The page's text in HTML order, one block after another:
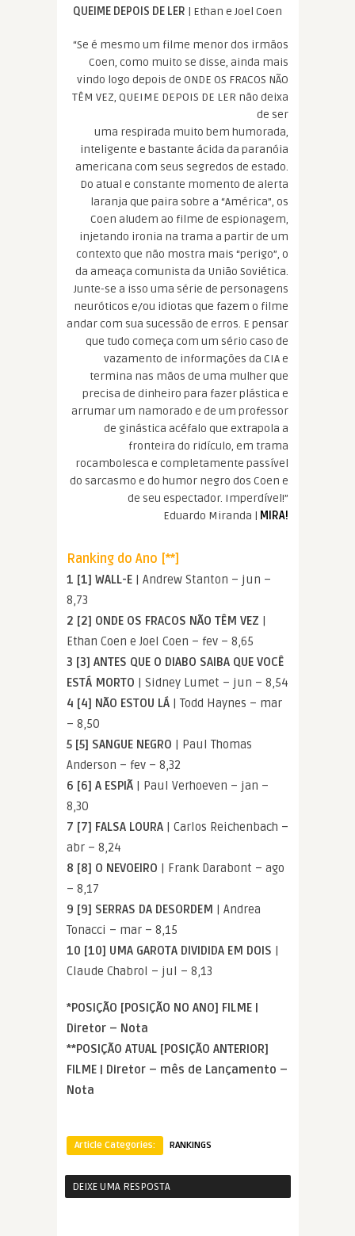
QUEIME DEPOIS DE LER | Ethan e Joel Coen
“Se é mesmo um filme menor dos irmãos
Coen, como muito se disse, ainda mais
vindo logo depois de ONDE OS FRACOS NÃO
TÊM VEZ, QUEIME DEPOIS DE LER não deixa
de ser
uma respirada muito bem humorada,
inteligente e bastante ácida da paranóia
americana com seus segredos de estado.
Do atual e constante momento de alerta
laranja que paira sobre a “América”, os
Coen aludem ao filme de espionagem,
injetando ironia na trama a partir de um
contexto que não mostra mais “perigo”, o
da ameaça comunista da União Soviética.
Junte-se a isso uma série de personagens
neuróticos e/ou idiotas que fazem o filme
andar com sua sucessão de erros. E pensar
que tudo começa com um sério caso de
vazamento de informações da CIA e
termina nas mãos de uma mulher que
precisa de dinheiro para fazer plástica e
arrumar um namorado e de um professor
de ginástica acéfalo que extrapola a
fronteira do ridículo, em trama
rocambolesca e completamente passível
do sarcasmo e do humor negro dos Coen e
de seu espectador. Imperdível!”
Eduardo Miranda | MIRA!
Ranking do Ano [**]
1 [1] WALL-E | Andrew Stanton – jun –
8,73
2 [2] ONDE OS FRACOS NÃO TÊM VEZ |
Ethan Coen e Joel Coen – fev – 8,65
3 [3] ANTES QUE O DIABO SAIBA QUE VOCÊ
ESTÁ MORTO | Sidney Lumet – jun – 8,54
4 [4] NÃO ESTOU LÁ | Todd Haynes – mar
– 8,50
5 [5] SANGUE NEGRO | Paul Thomas
Anderson – fev – 8,32
6 [6] A ESPIÃ | Paul Verhoeven – jan –
8,30
7 [7] FALSA LOURA | Carlos Reichenbach –
abr – 8,24
8 [8] O NEVOEIRO | Frank Darabont – ago
– 8,17
9 [9] SERRAS DA DESORDEM | Andrea
Tonacci – mar – 8,15
10 [10] UMA GAROTA DIVIDIDA EM DOIS |
Claude Chabrol – jul – 8,13
*POSIÇÃO [POSIÇÃO NO ANO] FILME |
Diretor – Nota
**POSIÇÃO ATUAL [POSIÇÃO ANTERIOR]
FILME | Diretor – mês de Lançamento –
Nota
Article Categories: RANKINGS
DEIXE UMA RESPOSTA